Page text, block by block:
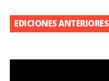
EDICIONES ANTERIORES